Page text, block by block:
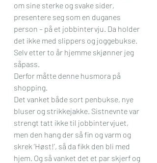
om sine sterke og svake sider,
presentere seg som en duganes
person – på et jobbintervju. Da holder
det ikke med slippers og joggebukse.
Selv etter to år hjemme skjønner jeg
såpass.
Derfor måtte denne husmora på
shopping.
Det vanket både sort penbukse, nye
bluser og strikkejakke. Sistnevnte var
strengt tatt ikke til jobbintervjuet,
men den hang der så fin og varm og
skrek ‘Høst!’, så da fikk den bli med
hjem. Og så vanket det et par skjerf og